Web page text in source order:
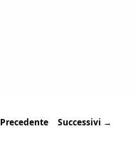
Precedente Successivi →